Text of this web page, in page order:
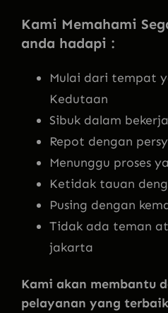
Kami Memahami
anda hadapi :
Mulai dari tempat
Kedutaan
Sibuk dalam bekerja
Repot dengan
Menunggu proses
Ketidak tauan
Pusing dengan
Tidak ada teman
jakarta
Kami akan membantu
pelayanan yang